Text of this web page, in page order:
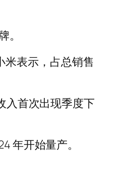
米表示，占总销售
入首次出现季度下
年开始量产。